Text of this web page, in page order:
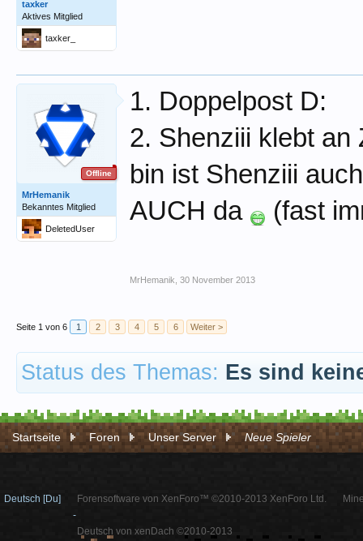
taxker
Aktives Mitglied
taxker_
Offline
MrHemanik
Bekanntes Mitglied
DeletedUser
1. Doppelpost D:
2. Shenziii klebt an
bin ist Shenziii
AUCH da
(fast
MrHemanik 30 November 2013
Seite 1 von 6 1 2 3 4 5 6 Weiter >
Status des Themas: Es sind
Startseite Foren Unser Server Neue Spieler
Deutsch [Du]
Forensoftware von XenForo™ ©2010-2013 XenForo Ltd.
-
Deutsch von xenDach ©2010-2013